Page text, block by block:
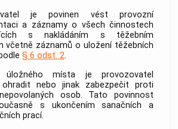
je povinen vést provozní
a záznamy o všech činnostech
s nakládáním s těžebním
včetně záznamů o uložení těžebních
§ 6 odst. 2.
úložného místa je provozovatel
ohradit nebo jinak zabezpečit proti
osob. Tato povinnost
s ukončením sanačních a
prací.